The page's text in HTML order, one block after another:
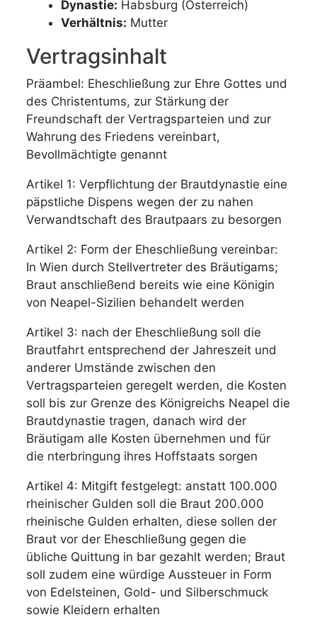
Dynastie: Habsburg (Österreich)
Verhältnis: Mutter
Vertragsinhalt
Präambel: Eheschließung zur Ehre Gottes und
des Christentums, zur Stärkung der
Freundschaft der Vertragsparteien und zur
Wahrung des Friedens vereinbart,
Bevollmächtigte genannt
Artikel 1: Verpflichtung der Brautdynastie eine
päpstliche Dispens wegen der zu nahen
Verwandtschaft des Brautpaars zu besorgen
Artikel 2: Form der Eheschließung vereinbar:
In Wien durch Stellvertreter des Bräutigams;
Braut anschließend bereits wie eine Königin
von Neapel-Sizilien behandelt werden
Artikel 3: nach der Eheschließung soll die
Brautfahrt entsprechend der Jahreszeit und
anderer Umstände zwischen den
Vertragsparteien geregelt werden, die Kosten
soll bis zur Grenze des Königreichs Neapel die
Brautdynastie tragen, danach wird der
Bräutigam alle Kosten übernehmen und für
die nterbringung ihres Hoffstaats sorgen
Artikel 4: Mitgift festgelegt: anstatt 100.000
rheinischer Gulden soll die Braut 200.000
rheinische Gulden erhalten, diese sollen der
Braut vor der Eheschließung gegen die
übliche Quittung in bar gezahlt werden; Braut
soll zudem eine würdige Aussteuer in Form
von Edelsteinen, Gold- und Silberschmuck
sowie Kleidern erhalten